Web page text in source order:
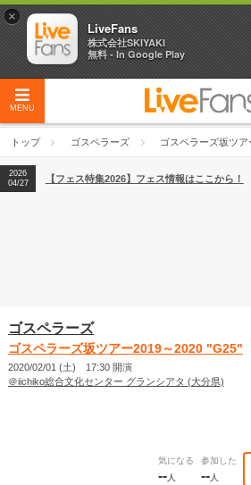
MENU
トップ ゴスペラーズ ゴスペラーズ坂ツ
2026
04/27
2026
【ライブ動員ランキング】2026年上半期編発
2026
04/27
【フェス特集2026】フェス情報はここから！
ゴスペラーズ
ゴスペラーズ坂ツアー2019～2020 "G25"
2020/02/01 (土) 17:30 開演
＠iichiko総合文化センター グランシアタ (大分県)
気になる
--人
参加した
--人
×
LiveFans
株式会社SKIYAKI
無料 - In Google Play